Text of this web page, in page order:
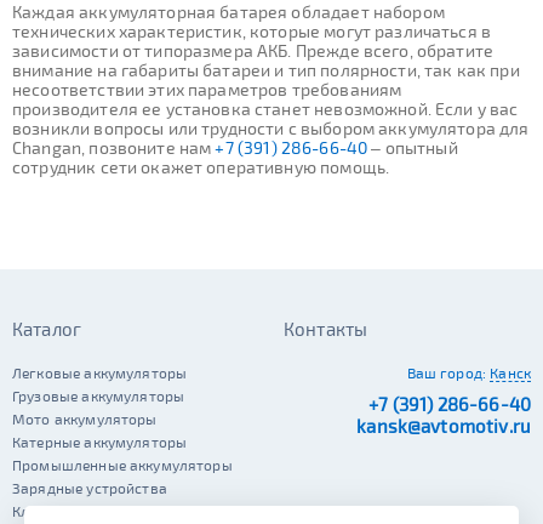
Каждая аккумуляторная батарея обладает набором
технических характеристик, которые могут различаться в
зависимости от типоразмера АКБ. Прежде всего, обратите
внимание на габариты батареи и тип полярности, так как при
несоответствии этих параметров требованиям
производителя ее установка станет невозможной. Если у вас
возникли вопросы или трудности с выбором аккумулятора для
Changan, позвоните нам+7 (391) 286-66-40– опытный
сотрудник сети окажет оперативную помощь.
Каталог
Легковые аккумуляторы
Грузовые аккумуляторы
Мото аккумуляторы
Катерные аккумуляторы
Промышленные аккумуляторы
Зарядные устройства
Клеммы
Контакты
Ваш город: Канск
+7 (391) 286-66-40
kansk@avtomotiv.ru